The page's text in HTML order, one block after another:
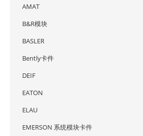
AMAT
B&R模块
BASLER
Bently卡件
DEIF
EATON
ELAU
EMERSON 系统模块卡件